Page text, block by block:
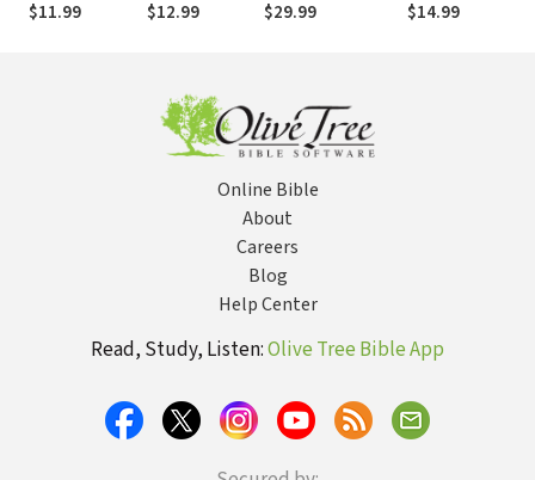
verlo y
$11.99
poder de Dios
$12.99 $29.99
$14.99
Online Bible
About
Careers
Blog
Help Center
Read, Study, Listen:Olive Tree Bible App